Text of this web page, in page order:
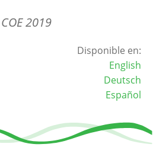
2019
Disponible en:
English
Deutsch
Español